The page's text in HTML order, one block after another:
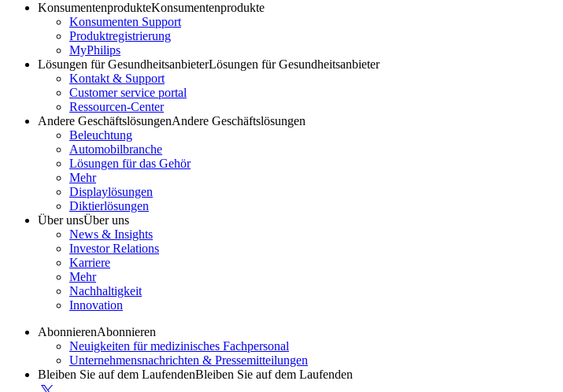
KonsumentenprodukteKonsumentenprodukte
Konsumenten Support
Produktregistrierung
MyPhilips
Lösungen für GesundheitsanbieterLösungen für Gesundheitsanbieter
Kontakt & Support
Customer service portal
Ressourcen-Center
Andere GeschäftslösungenAndere Geschäftslösungen
Beleuchtung
Automobilbranche
Lösungen für das Gehör
Mehr
Displaylösungen
Diktierlösungen
Über unsÜber uns
News & Insights
Investor Relations
Karriere
Mehr
Nachhaltigkeit
Innovation
AbonnierenAbonnieren
Neuigkeiten für medizinisches Fachpersonal
Unternehmensnachrichten & Pressemitteilungen
Bleiben Sie auf dem LaufendenBleiben Sie auf dem Laufenden